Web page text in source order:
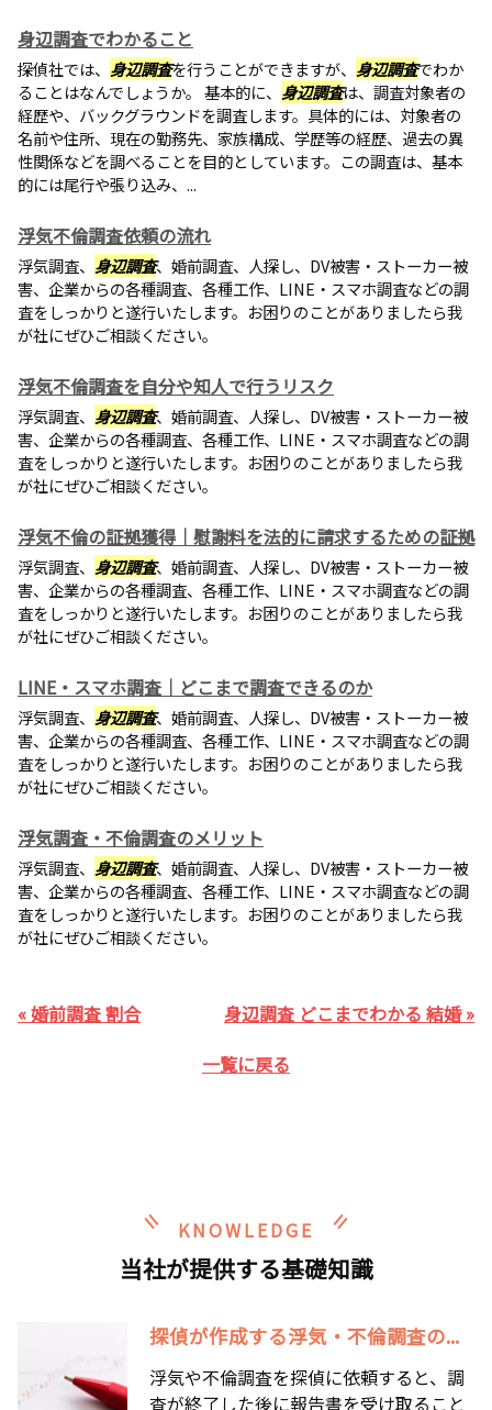
身辺調査でわかること
探偵社では、 身辺調査を行うことができますが、 身辺調査でわか
ることはなんでしょうか。 基本的に、 身辺調査は、調査対象者の
経歴や、バックグラウンドを調査します。具体的には、対象者の
名前や住所、現在の勤務先、家族構成、学歴等の経歴、過去の異
性関係などを調べることを目的としています。この調査は、基本
的には尾行や張り込み、...
浮気不倫調査依頼の流れ
浮気調査、 身辺調査、婚前調査、人探し、DV被害・ストーカー被
害、企業からの各種調査、各種工作、LINE・スマホ調査などの調
査をしっかりと遂行いたします。お困りのことがありましたら我
が社にぜひご相談ください。
浮気不倫調査を自分や知人で行うリスク
浮気調査、 身辺調査、婚前調査、人探し、DV被害・ストーカー被
害、企業からの各種調査、各種工作、LINE・スマホ調査などの調
査をしっかりと遂行いたします。お困りのことがありましたら我
が社にぜひご相談ください。
浮気不倫の証拠獲得｜慰謝料を法的に請求するための証拠
浮気調査、 身辺調査、婚前調査、人探し、DV被害・ストーカー被
害、企業からの各種調査、各種工作、LINE・スマホ調査などの調
査をしっかりと遂行いたします。お困りのことがありましたら我
が社にぜひご相談ください。
LINE・スマホ調査｜どこまで調査できるのか
浮気調査、 身辺調査、婚前調査、人探し、DV被害・ストーカー被
害、企業からの各種調査、各種工作、LINE・スマホ調査などの調
査をしっかりと遂行いたします。お困りのことがありましたら我
が社にぜひご相談ください。
浮気調査・不倫調査のメリット
浮気調査、 身辺調査、婚前調査、人探し、DV被害・ストーカー被
害、企業からの各種調査、各種工作、LINE・スマホ調査などの調
査をしっかりと遂行いたします。お困りのことがありましたら我
が社にぜひご相談ください。
« 婚前調査 割合
身辺調査 どこまでわかる 結婚 »
一覧に戻る
KNOWLEDGE
当社が提供する基礎知識
探偵が作成する浮気・不倫調査の...
浮気や不倫調査を探偵に依頼すると、調
査が終了した後に報告書を受け取ること